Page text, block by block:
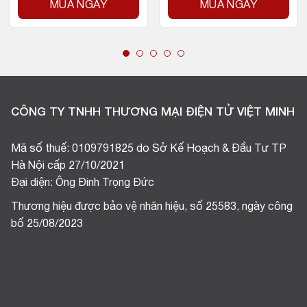
MUA NGAY MUA NGAY
CÔNG TY TNHH THƯƠNG MẠI ĐIỆN TỬ VIỆT MINH
Mã số thuế: 0109791825 do Sở Kế Hoạch & Đầu Tư TP
Hà Nội cấp 27/10/2021
Đại diện: Ông Đinh Trọng Đức
Thương hiệu được bảo vệ nhãn hiệu, số 25583, ngày công
bố 25/08/2023